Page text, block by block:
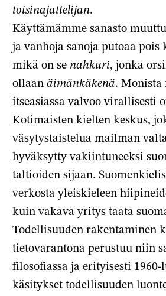
toisinajattelijan.
Käyttämämme sanasto
ja vanhoja sanoja putoaa
mikä on se nahkuri, jonka
ollaanäimänkäkenä.
itseasiassa valvoo virallisesti
Kotimaisten kielten keskus,
väsytystaistelua mailman
hyväksytty vakiintuneeksi
taltioiden sijaan.
verkosta yleiskieleen
kuin vakava yritys taata
Todellisuuden rakentaminen
tietovarantona perustuu niin
filosofiassa ja erityisesti
käsitykset todellisuuden